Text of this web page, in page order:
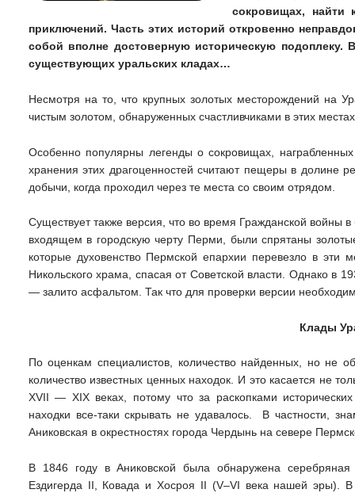
сокровищах, найти
приключений. Часть этих историй откровенно
собой вполне достоверную историческую
существующих уральских кладах…
Несмотря на то, что крупных золотых месторождений на
чистым золотом, обнаруженных счастливчиками в этих
Особенно популярны легенды о сокровищах,
хранения этих драгоценностей считают пещеры в долине
добычи, когда проходил через те места со своим отрядом.
Существует также версия, что во время Гражданской
входящем в городскую черту Перми, были спрятаны
которые духовенство Пермской епархии перевезло в эти
Никольского храма, спасая от Советской власти. Однако в
— залито асфальтом. Так что для проверки версии
Клады
По оценкам специалистов, количество найденных, но не
количество известных ценных находок. И это касается не
XVII — XIX веках, потому что за раскопками
находки все-таки скрывать не удавалось. В частности,
Аниковская в окрестностях города Чердынь на севере
В 1846 году в Аниковской была обнаружена
Ездигерда II, Ковада и Хосроя II (V–VI века нашей эры).